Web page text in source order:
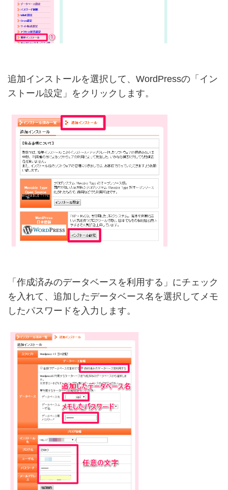
追加インストールを選択して、WordPressの「イン
ストール設定」をクリックします。
「作成済みのデータベースを利用する」にチェック
を入れて、追加したデータベース名を選択してメモ
したパスワードを入力します。